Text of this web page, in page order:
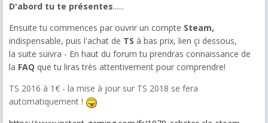
D'abord tu te présentes......
Ensuite tu commences par ouvrir un compte Steam,
indispensable, puis l'achat de TS à bas prix, lien çi dessous,
la suite suivra - En haut du forum tu prendras connaissance de
la FAQ que tu liras très attentivement pour comprendre!
TS 2016 à 1€ - la mise à jour sur TS 2018 se fera
automatiquement !